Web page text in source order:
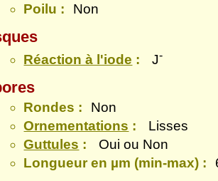
Poilu :
Non
Réaction à l'iode : J-
Rondes :
Non
Ornementations :
Lisses
Guttules :
Oui ou Non
Longueur en µm (min-max) :